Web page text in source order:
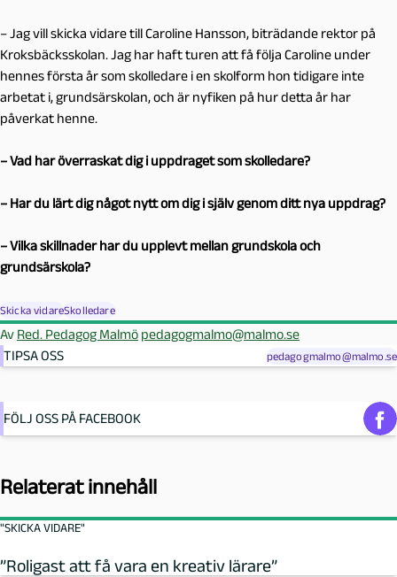
– Jag vill skicka vidare till Caroline Hansson, biträdande rektor på
Kroksbäcksskolan. Jag har haft turen att få följa Caroline under
hennes första år som skolledare i en skolform hon tidigare inte
arbetat i, grundsärskolan, och är nyfiken på hur detta år har
påverkat henne.
– Vad har överraskat dig i uppdraget som skolledare?
– Har du lärt dig något nytt om dig i själv genom ditt nya uppdrag?
– Vilka skillnader har du upplevt mellan grundskola och
grundsärskola?
Skicka vidareSkolledare
Av Red. Pedagog Malmö pedagogmalmo@malmo.se
TIPSA OSS
pedagogmalmo@malmo.se
FÖLJ OSS PÅ FACEBOOK
Relaterat innehåll
"SKICKA VIDARE"
”Roligast att få vara en kreativ lärare”